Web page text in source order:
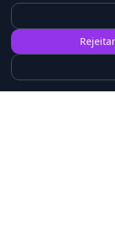
Open Source: O
IA Contra